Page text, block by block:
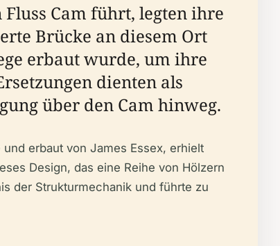
Cam führt, legten ihre
Brücke an diesem Ort
erbaut wurde, um ihre
dienten als
über den Cam hinweg.
erbaut von James Essex, erhielt
Design, das eine Reihe von Hölzern
der Strukturmechanik und führte zu